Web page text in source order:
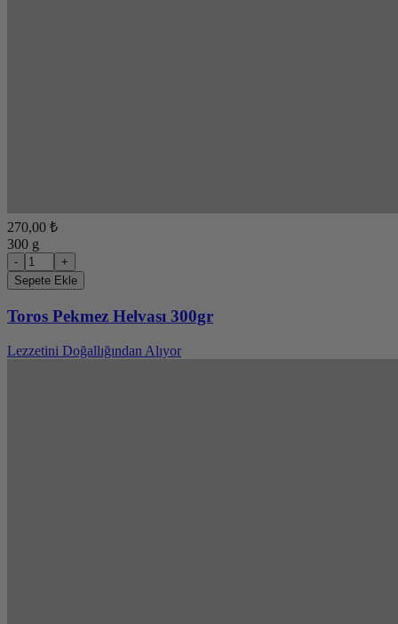
270,00 ₺
300 g
-
+
Sepete Ekle
Toros Pekmez Helvası 300gr
Lezzetini Doğallığından Alıyor